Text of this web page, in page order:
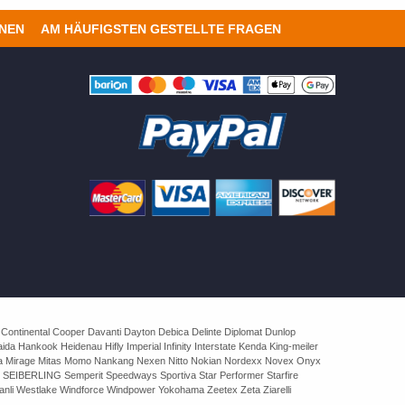
AM HÄUFIGSTEN GESTELLTE FRAGEN
Cooper Davanti Dayton Debica Delinte Diplomat Dunlop
Hankook Heidenau Hifly Imperial Infinity Interstate Kenda King-meiler
Mitas Momo Nankang Nexen Nitto Nokian Nordexx Novex Onyx
Semperit Speedways Sportiva Star Performer Starfire
Westlake Windforce Windpower Yokohama Zeetex Zeta Ziarelli